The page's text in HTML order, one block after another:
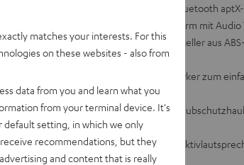
Übertragung in CD-Qualität dank Bluetooth
Werk vormontierter und eingestellter Tonarm mit
Tonarm aus Aluminium, gerippter Plattenteller aus
Plattform
umschaltbarer Phono-Vorverstärker zum
Lieferumfang inkl. Netzteil,
Phonokabel (1,23 m)
für alle Teufel Komplettanlagen und
matches your interests. For this
on these websites - also from
data from you and learn what you
from your terminal device. It's
default setting, in which we only
recommendations, but they
and content that is really